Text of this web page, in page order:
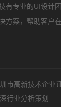
有专业的UI设计
方案，帮助客户
市高新技术企业
行业分析策划